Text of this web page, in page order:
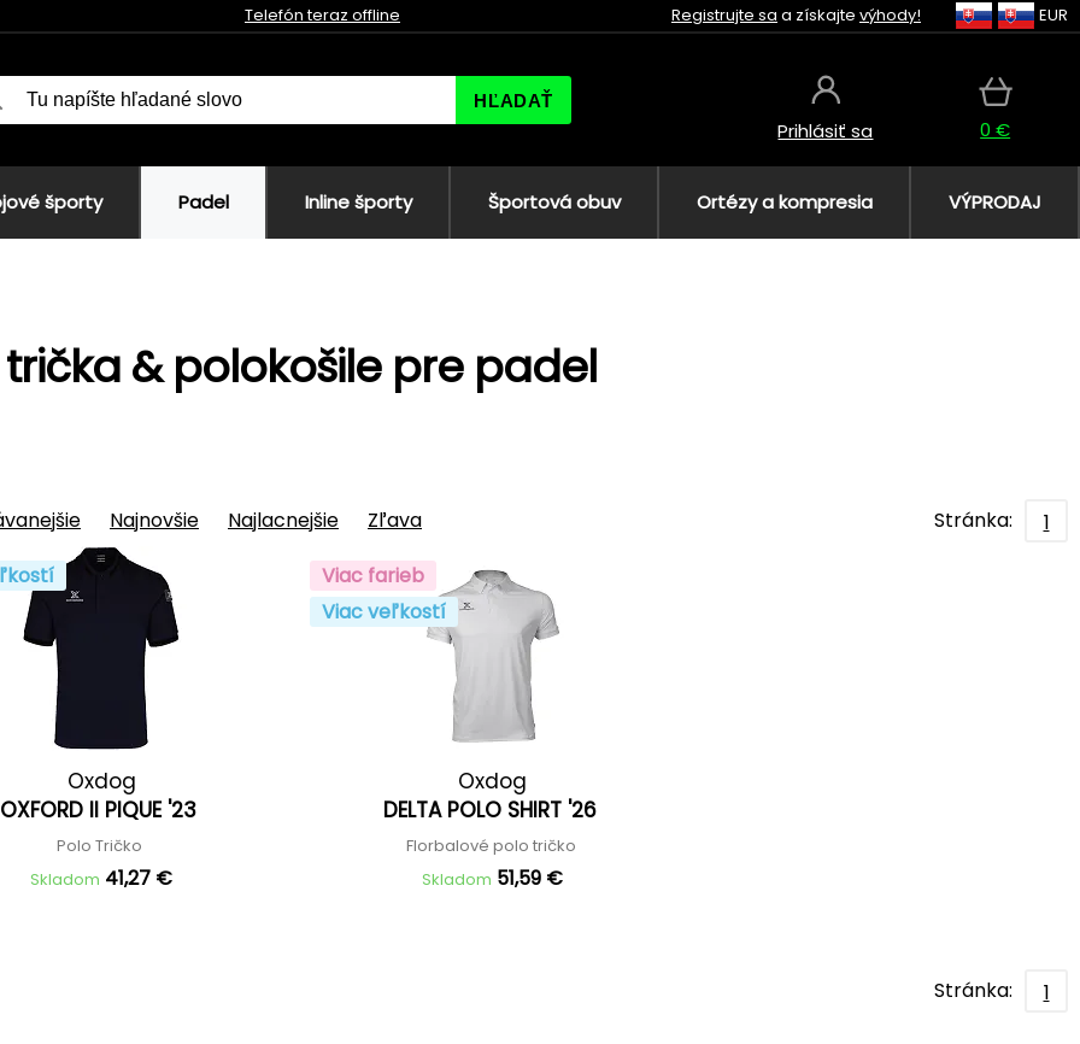
Telefón teraz offline Registrujte sa a získajte výhody! EUR
HĽADAŤ
Prihlásiť sa 0 €
športy Padel Inline športy Športová obuv Ortézy a kompresia VÝPRODAJ
& polokošile pre padel
Najnovšie Najlacnejšie Zľava Stránka:
1
Oxdog
OXFORD II PIQUE '23
Polo Tričko
Skladom 41,27 €
Viac farieb
Viac veľkostí
Oxdog
DELTA POLO SHIRT '26
Florbalové polo tričko
Skladom 51,59 €
Stránka: 1